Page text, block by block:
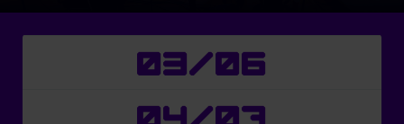
03/06
04/07